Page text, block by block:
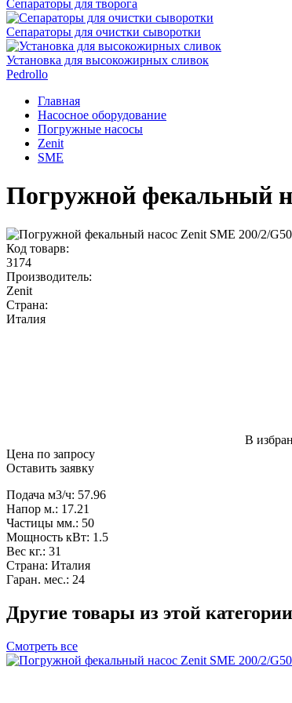
Сепараторы для творога
Сепараторы для очистки сыворотки
Установка для высокожирных сливок
Pedrollo
Главная
Насосное оборудование
Погружные насосы
Zenit
SME
Погружной фекальный
Код товарв:
3174
Производитель:
Zenit
Страна:
Италия
В
Цена по запросу
Оставить заявку
Подача м3/ч: 57.96
Напор м.: 17.21
Частицы мм.: 50
Мощность кВт: 1.5
Вес кг.: 31
Страна: Италия
Гаран. мес.: 24
Другие товары из этой категории
Смотреть все